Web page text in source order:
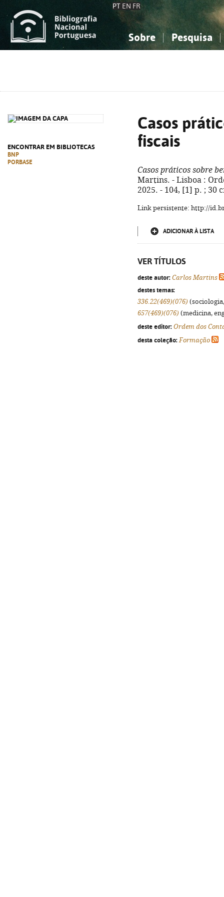
PT EN FR
Sobre Pesquisa
ENCONTRAR EM BIBLIOTECAS
BNP
PORBASE
Casos
fiscais
Casos práticos sobre
Martins. - Lisboa :
2025. - 104, [1] p. ; 30
Link persistente: http://
ADICIONAR À LISTA
VER TÍTULOS
deste autor: Carlos Martins
destes temas:
336.22(469)(076)
657(469)(076) (medicina,
deste editor: Ordem dos
desta coleção: Formação